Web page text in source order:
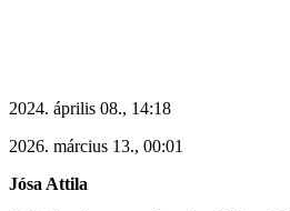
2024. április 08., 14:18
2026. március 13., 00:01
Jósa Attila